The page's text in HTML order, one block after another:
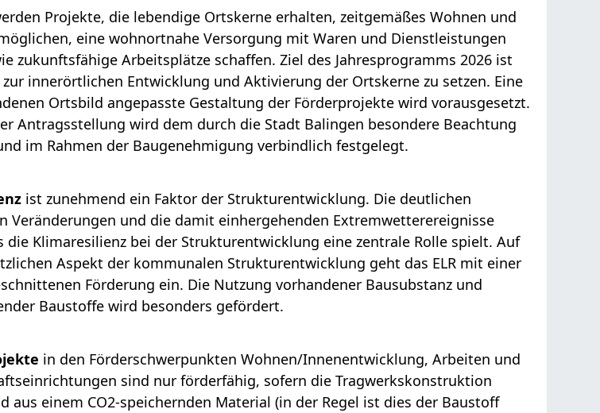
Projekte, die lebendige Ortskerne erhalten, zeitgemäßes Wohnen und
eine wohnortnahe Versorgung mit Waren und Dienstleistungen
zukunftsfähige Arbeitsplätze schaffen. Ziel des Jahresprogramms 2026 ist
innerörtlichen Entwicklung und Aktivierung der Ortskerne zu setzen. Eine
Ortsbild angepasste Gestaltung der Förderprojekte wird vorausgesetzt.
Antragsstellung wird dem durch die Stadt Balingen besondere Beachtung
im Rahmen der Baugenehmigung verbindlich festgelegt.
ist zunehmend ein Faktor der Strukturentwicklung. Die deutlichen
Veränderungen und die damit einhergehenden Extremwetterereignisse
die Klimaresilienz bei der Strukturentwicklung eine zentrale Rolle spielt. Auf
Aspekt der kommunalen Strukturentwicklung geht das ELR mit einer
Förderung ein. Die Nutzung vorhandener Bausubstanz und
Baustoffe wird besonders gefördert.
in den Förderschwerpunkten Wohnen/Innenentwicklung, Arbeiten und
sind nur förderfähig, sofern die Tragwerkskonstruktion
aus einem CO2-speichernden Material (in der Regel ist dies der Baustoff